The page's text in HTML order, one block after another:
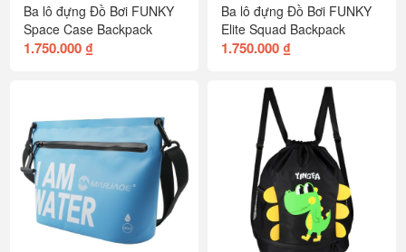
Ba lô đựng Đồ Bơi FUNKY
Space Case Backpack
1.750.000 ₫
Ba lô đựng Đồ Bơi FUNKY
Elite Squad Backpack
1.750.000 ₫